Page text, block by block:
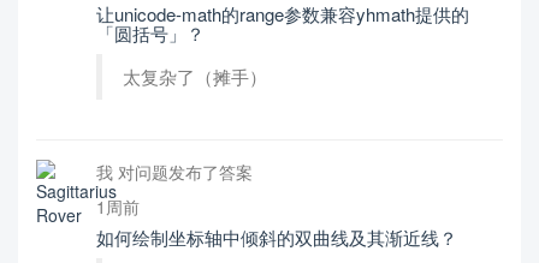
让unicode-math的range参数兼容yhmath提供的
「圆括号」？
太复杂了（摊手）
我 对问题发布了答案
1周前
如何绘制坐标轴中倾斜的双曲线及其渐近线？